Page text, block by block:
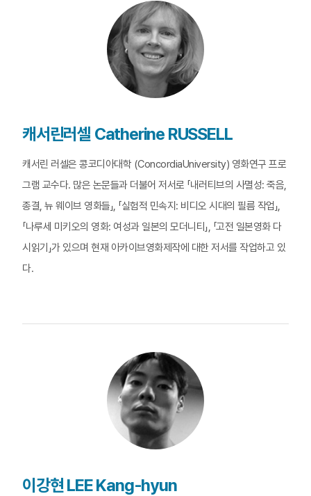
캐서린러셀 Catherine RUSSELL
캐서린 러셀은 콩코디아대학 (ConcordiaUniversity) 영화연구 프로
그램 교수다. 많은 논문들과 더불어 저서로 「내러티브의 사멸성: 죽음,
종결, 뉴 웨이브 영화들」, 「실험적 민속지: 비디오 시대의 필름 작업」,
「나루세 미키오의 영화: 여성과 일본의 모더니티」, 「고전 일본영화 다
시읽기」가 있으며 현재 아카이브영화제작에 대한 저서를 작업하고 있
다.
이강현 LEE Kang-hyun